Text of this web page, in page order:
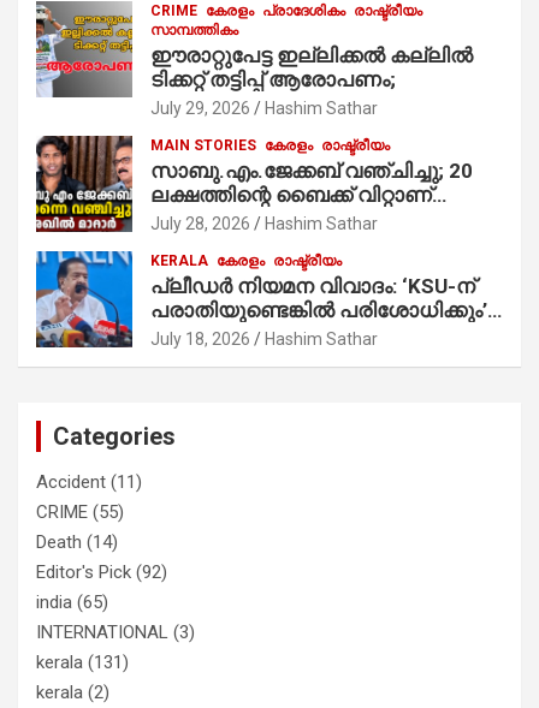
CRIME കേരളം പ്രാദേശികം രാഷ്ട്രീയം
സാമ്പത്തികം
ഈരാറ്റുപേട്ട ഇല്ലിക്കൽ കല്ലിൽ
ടിക്കറ്റ് തട്ടിപ്പ് ആരോപണം;
July 29, 2026 Hashim Sathar
MAIN STORIES കേരളം രാഷ്ട്രീയം
സാബു.എം.ജേക്കബ് വഞ്ചിച്ചു; 20
ലക്ഷത്തിന്റെ ബൈക്ക് വിറ്റാണ്
തൃക്കാക്കരയില്‍ മത്സരിച്ചത്!
മാത്രമാണ് ഉണ്ടായിരുന്നത്;
സാബുവിന്റേത് വ്യക്തിപരമായ
നേട്ടത്തിനുള്ള പാര്‍ട്ടി; ഇപ്പോള്‍
ഫോണ്‍ വിളിച്ചാല്‍ എടുക്കില്ല;
തിരഞ്ഞെടുപ്പിലെ ദുരനുഭവങ്ങള്‍
July 28, 2026 Hashim Sathar
KERALA കേരളം രാഷ്ട്രീയം
പ്ലീഡർ നിയമന വിവാദം: ‘KSU-ന്
പരാതിയുണ്ടെങ്കിൽ പരിശോധിക്കും’;
രമേശ് ചെന്നിത്തല
July 18, 2026 Hashim Sathar
Categories
Accident (11)
CRIME (55)
Death (14)
Editor's Pick (92)
india (65)
INTERNATIONAL (3)
kerala (131)
kerala (2)